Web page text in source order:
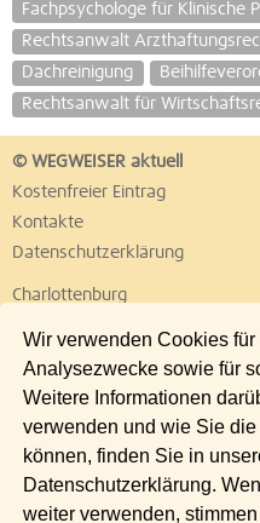
Wir verwenden Cookies für
Analysezwecke sowie für
Weitere Informationen
verwenden und wie Sie
können, finden Sie in
Datenschutzerklärung.
weiter verwenden,
Fachpsychologe für Klinische
Rechtsanwalt
Dachreinigung
Rechtsanwalt für
© WEGWEISER aktuell
Kostenfreier Eintrag
Kontakte
Datenschutzerklärung
Charlottenburg
Lichtenberg
Pankow
Reinickendorf
Spandau